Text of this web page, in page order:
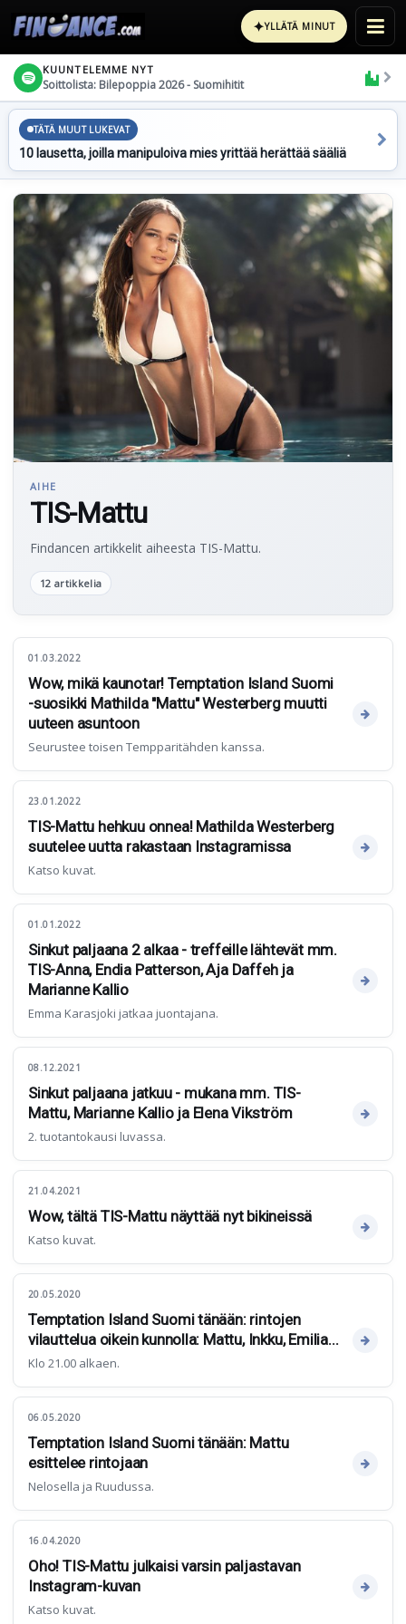
✦YLLÄTÄ MINUT
KUUNTELEMME NYT
Soittolista: Bilepoppia 2026 - Suomihitit
TÄTÄ MUUT LUKEVAT
10 lausetta, joilla manipuloiva mies yrittää herättää sääliä
AIHE
TIS-Mattu
Findancen artikkelit aiheesta TIS-Mattu.
12 artikkelia
01.03.2022
Wow, mikä kaunotar! Temptation Island Suomi
-suosikki Mathilda "Mattu" Westerberg muutti
uuteen asuntoon
Seurustee toisen Tempparitähden kanssa.
23.01.2022
TIS-Mattu hehkuu onnea! Mathilda Westerberg
suutelee uutta rakastaan Instagramissa
Katso kuvat.
01.01.2022
Sinkut paljaana 2 alkaa - treffeille lähtevät mm.
TIS-Anna, Endia Patterson, Aja Daffeh ja
Marianne Kallio
Emma Karasjoki jatkaa juontajana.
08.12.2021
Sinkut paljaana jatkuu - mukana mm. TIS-
Mattu, Marianne Kallio ja Elena Vikström
2. tuotantokausi luvassa.
21.04.2021
Wow, tältä TIS-Mattu näyttää nyt bikineissä
Katso kuvat.
20.05.2020
Temptation Island Suomi tänään: rintojen
vilauttelua oikein kunnolla: Mattu, Inkku, Emilia...
Klo 21.00 alkaen.
06.05.2020
Temptation Island Suomi tänään: Mattu
esittelee rintojaan
Nelosella ja Ruudussa.
16.04.2020
Oho! TIS-Mattu julkaisi varsin paljastavan
Instagram-kuvan
Katso kuvat.